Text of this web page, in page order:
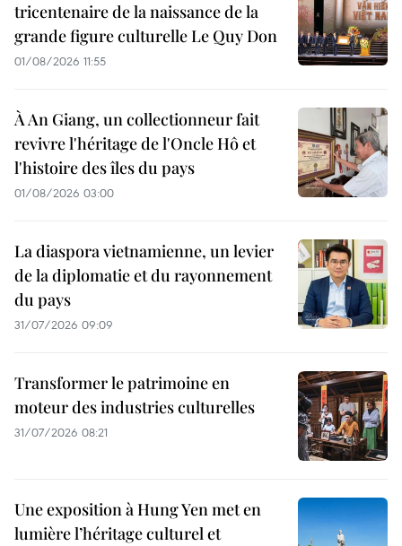
tricentenaire de la naissance de la
grande figure culturelle Le Quy Don
01/08/2026 11:55
À An Giang, un collectionneur fait
revivre l'héritage de l'Oncle Hô et
l'histoire des îles du pays
01/08/2026 03:00
La diaspora vietnamienne, un levier
de la diplomatie et du rayonnement
du pays
31/07/2026 09:09
Transformer le patrimoine en
moteur des industries culturelles
31/07/2026 08:21
Une exposition à Hung Yen met en
lumière l’héritage culturel et